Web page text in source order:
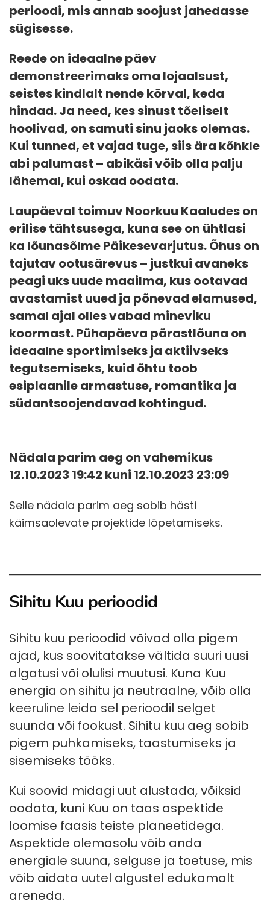
perioodi, mis annab soojust jahedasse
sügisesse.
Reede on ideaalne päev
demonstreerimaks oma lojaalsust,
seistes kindlalt nende kõrval, keda
hindad. Ja need, kes sinust tõeliselt
hoolivad, on samuti sinu jaoks olemas.
Kui tunned, et vajad tuge, siis ära kõhkle
abi palumast – abikäsi võib olla palju
lähemal, kui oskad oodata.
Laupäeval toimuv Noorkuu Kaaludes on
erilise tähtsusega, kuna see on ühtlasi
ka lõunasõlme Päikesevarjutus. Õhus on
tajutav ootusärevus – justkui avaneks
peagi uks uude maailma, kus ootavad
avastamist uued ja põnevad elamused,
samal ajal olles vabad mineviku
koormast. Pühapäeva pärastlõuna on
ideaalne sportimiseks ja aktiivseks
tegutsemiseks, kuid õhtu toob
esiplaanile armastuse, romantika ja
südantsoojendavad kohtingud.
Nädala parim aeg on vahemikus
12.10.2023 19:42 kuni 12.10.2023 23:09
Selle nädala parim aeg sobib hästi
käimsaolevate projektide lõpetamiseks.
Sihitu Kuu perioodid
Sihitu kuu perioodid võivad olla pigem
ajad, kus soovitatakse vältida suuri uusi
algatusi või olulisi muutusi. Kuna Kuu
energia on sihitu ja neutraalne, võib olla
keeruline leida sel perioodil selget
suunda või fookust. Sihitu kuu aeg sobib
pigem puhkamiseks, taastumiseks ja
sisemiseks tööks.
Kui soovid midagi uut alustada, võiksid
oodata, kuni Kuu on taas aspektide
loomise faasis teiste planeetidega.
Aspektide olemasolu võib anda
energiale suuna, selguse ja toetuse, mis
võib aidata uutel algustel edukamalt
areneda.